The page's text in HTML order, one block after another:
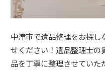
中津市で遺品整理をお探
せください！遺品整理士の
品を丁寧に整理させていた